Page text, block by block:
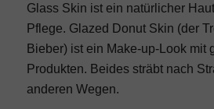
Glass Skin ist ein natürlicher
Pflege. Glazed Donut Skin (der
Bieber) ist ein Make-up-Look mit
Produkten. Beides sträbt nach
anderen Wegen.